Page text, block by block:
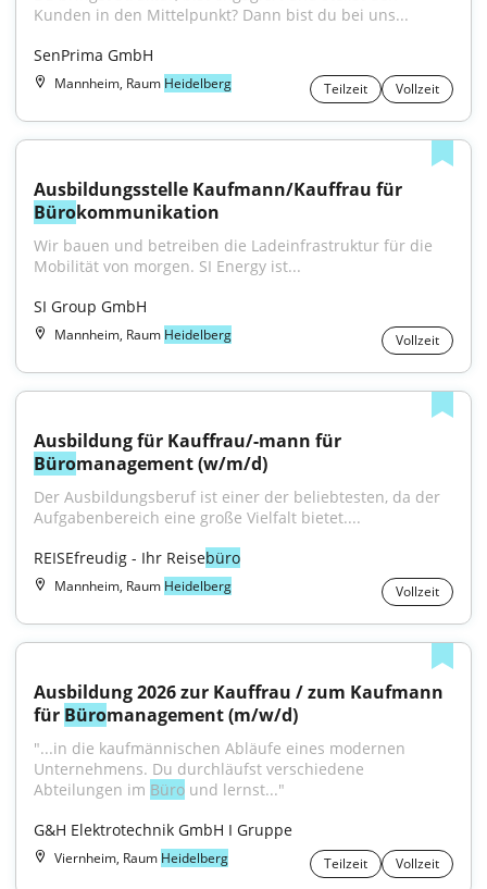
Kunden in den Mittelpunkt? Dann bist du bei uns...
SenPrima GmbH
Mannheim, Raum Heidelberg Teilzeit Vollzeit
Bürokommunikation
Wir bauen und betreiben die Ladeinfrastruktur für die
Mobilität von morgen. SI Energy ist...
SI Group GmbH
Mannheim, Raum Heidelberg Vollzeit
Büromanagement (w/m/d)
Der Ausbildungsberuf ist einer der beliebtesten, da der
Aufgabenbereich eine große Vielfalt bietet....
REISEfreudig - Ihr Reisebüro
Mannheim, Raum Heidelberg Vollzeit
Ausbildung 2026 zur Kauffrau / zum Kaufmann
für Büromanagement (m/w/d)
"...in die kaufmännischen Abläufe eines modernen
Unternehmens. Du durchläufst verschiedene
Abteilungen im Büro und lernst..."
G&H Elektrotechnik GmbH I Gruppe
Viernheim, Raum Heidelberg Teilzeit Vollzeit